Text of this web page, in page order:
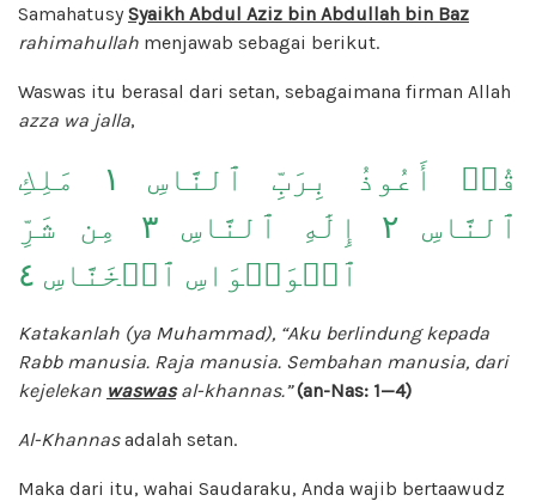
SamahatusySyaikh Abdul Aziz bin Abdullah bin Baz
rahimahullah menjawab sebagai berikut.
Waswas itu berasal dari setan, sebagaimana firman Allah
azza wa jalla,
قُلۡ أَعُوذُ بِرَبِّ ٱلنَّاسِ ١ مَلِكِ
ٱلنَّاسِ ٢ إِلَٰهِ ٱلنَّاسِ ٣ مِن شَرِّ
ٱلۡوَسۡوَاسِ ٱلۡخَنَّاسِ ٤
Katakanlah (ya Muhammad), “Aku berlindung kepada
Rabb manusia. Raja manusia. Sembahan manusia, dari
kejelekan waswasal-khannas.”(an-Nas: 1—4)
Al-Khannasadalah setan.
Maka dari itu, wahai Saudaraku, Anda wajib bertaawudz